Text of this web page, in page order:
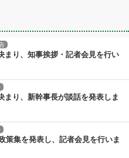
まり、知事挨拶・記者会見を行い
まり、新幹事長が談話を発表しま
策集を発表し、記者会見を行いま